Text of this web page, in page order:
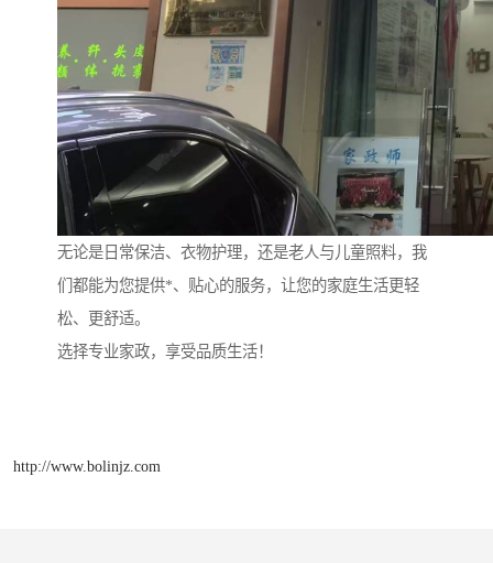
无论是日常保洁、衣物护理，还是老人与儿童照料，我
们都能为您提供*、贴心的服务，让您的家庭生活更轻
松、更舒适。
选择专业家政，享受品质生活！
http://www.bolinjz.com